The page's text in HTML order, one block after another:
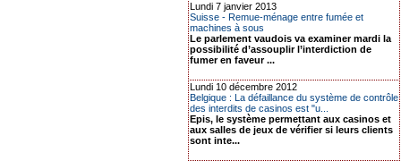
Lundi 7 janvier 2013
Suisse - Remue-ménage entre fumée et
machines à sous
Le parlement vaudois va examiner mardi la
possibilité d’assouplir l’interdiction de
fumer en faveur ...
Lundi 10 décembre 2012
Belgique : La défaillance du système de contrôle
des interdits de casinos est "u...
Epis, le système permettant aux casinos et
aux salles de jeux de vérifier si leurs clients
sont inte...